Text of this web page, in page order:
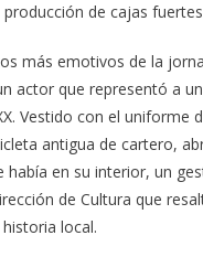
de cajas
más emotivos de la
actor que representó a
Vestido con el uniforme
antigua de cartero,
había en su interior, un
de Cultura que
local.